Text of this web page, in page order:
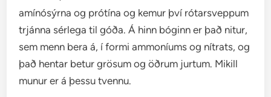
amínósýrna og prótína og kemur því rótarsveppum
trjánna sérlega til góða. Á hinn bóginn er það nitur,
sem menn bera á, í formi ammoníums og nítrats, og
það hentar betur grösum og öðrum jurtum. Mikill
munur er á þessu tvennu.